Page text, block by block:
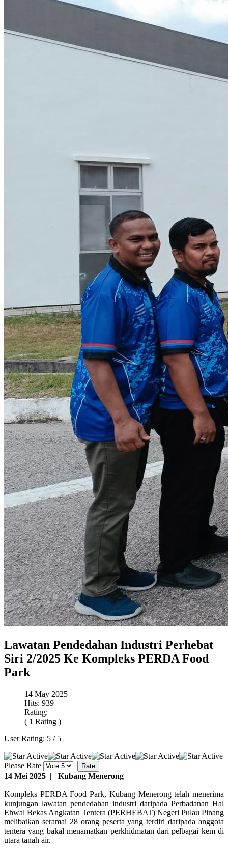
Lawatan Pendedahan Industri Perhebat
Siri 2/2025 Ke Kompleks PERDA Food
Park
14 May 2025
Hits: 939
Rating:
( 1 Rating )
User Rating: 5 / 5
Please Rate
14 Mei 2025 | Kubang Menerong
Kompleks PERDA Food Park, Kubang Menerong telah menerima
kunjungan lawatan pendedahan industri daripada Perbadanan Hal
Ehwal Bekas Angkatan Tentera (PERHEBAT) Negeri Pulau Pinang
melibatkan seramai 28 orang peserta yang terdiri daripada anggota
tentera yang bakal menamatkan perkhidmatan dari pelbagai kem di
utara tanah air.